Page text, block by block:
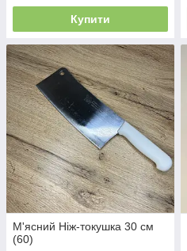
Купити
М'ясний Ніж-токушка 30 см
(60)